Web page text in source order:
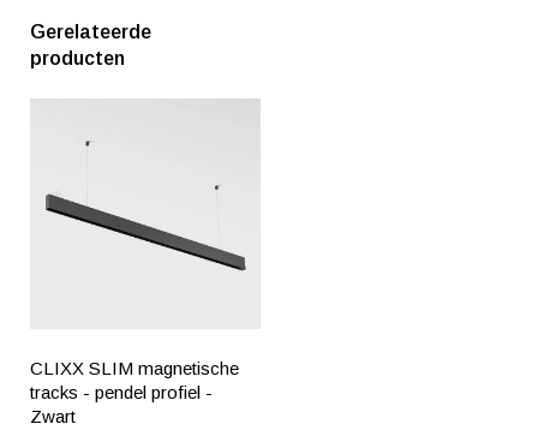
Gerelateerde
producten
CLIXX SLIM magnetische
tracks - pendel profiel -
Zwart